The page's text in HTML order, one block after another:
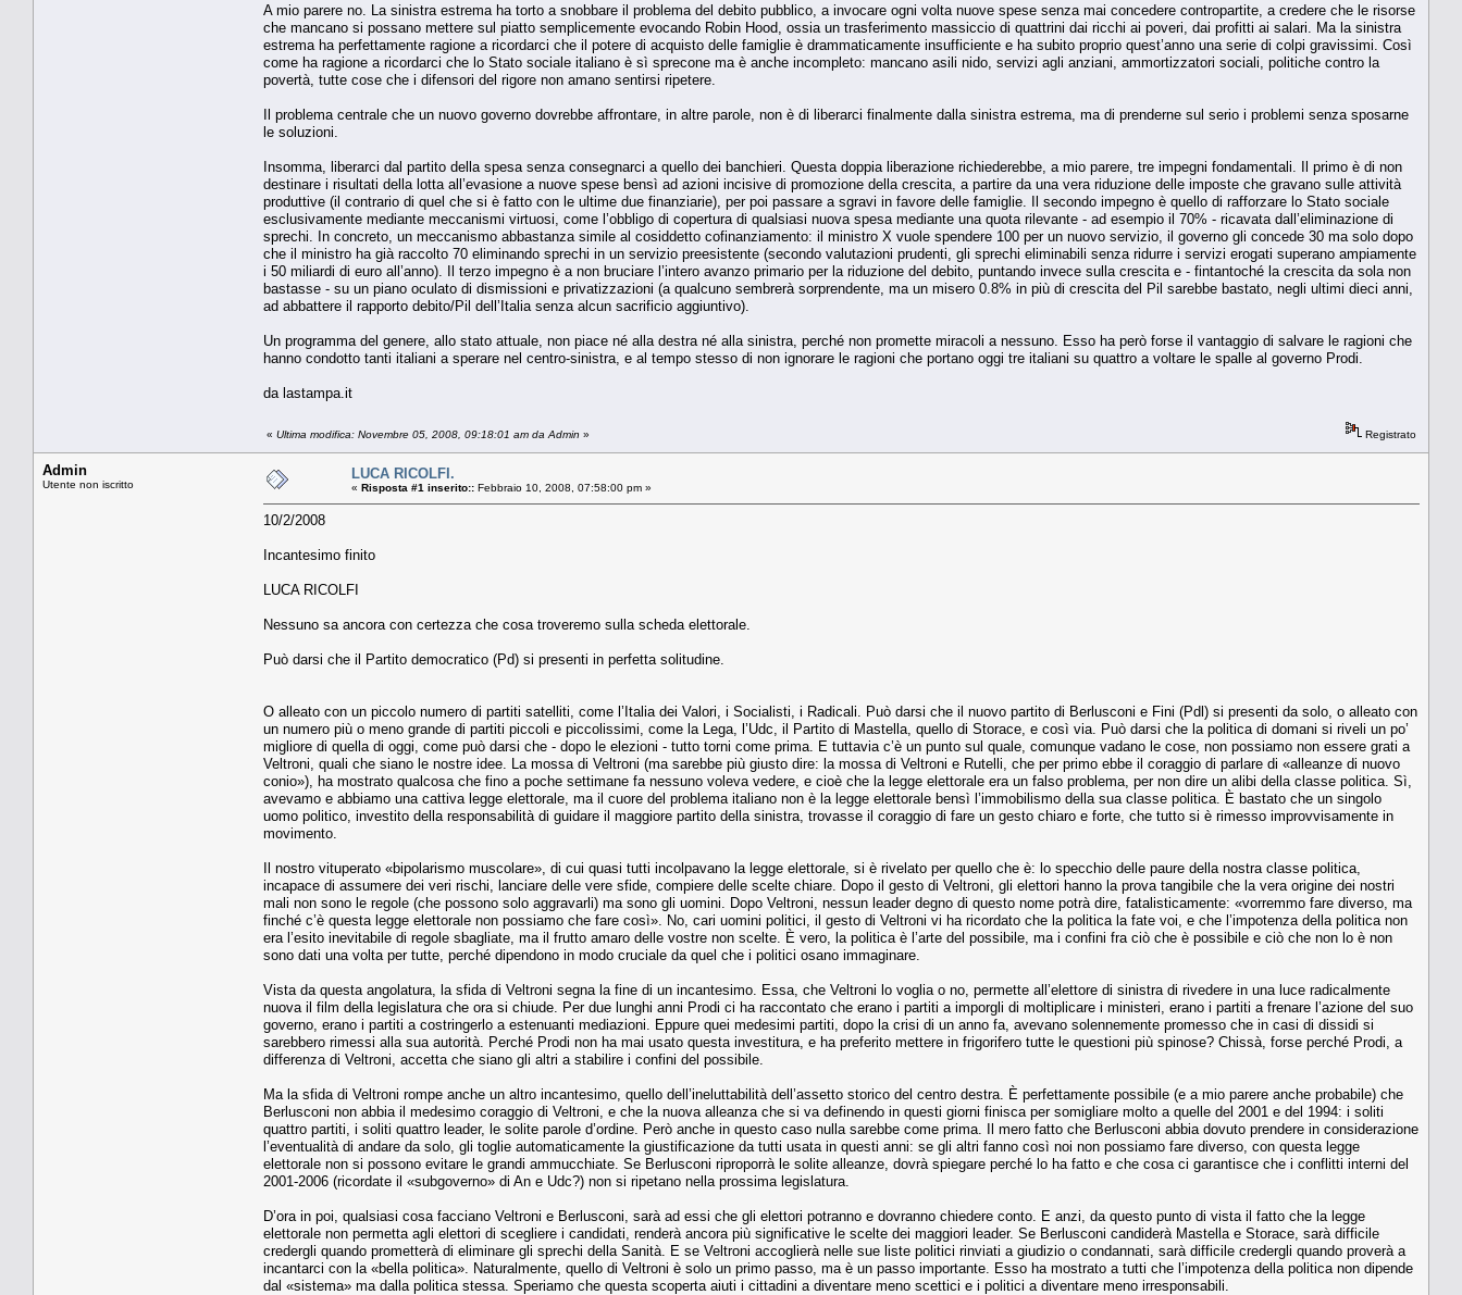
A mio parere no. La sinistra estrema ha torto a snobbare il problema del debito pubblico, a invocare ogni volta nuove spese senza mai concedere contropartite, a credere che le risorse
che mancano si possano mettere sul piatto semplicemente evocando Robin Hood, ossia un trasferimento massiccio di quattrini dai ricchi ai poveri, dai profitti ai salari. Ma la sinistra
estrema ha perfettamente ragione a ricordarci che il potere di acquisto delle famiglie è drammaticamente insufficiente e ha subito proprio quest’anno una serie di colpi gravissimi. Così
come ha ragione a ricordarci che lo Stato sociale italiano è sì sprecone ma è anche incompleto: mancano asili nido, servizi agli anziani, ammortizzatori sociali, politiche contro la
povertà, tutte cose che i difensori del rigore non amano sentirsi ripetere.
Il problema centrale che un nuovo governo dovrebbe affrontare, in altre parole, non è di liberarci finalmente dalla sinistra estrema, ma di prenderne sul serio i problemi senza sposarne
le soluzioni.
Insomma, liberarci dal partito della spesa senza consegnarci a quello dei banchieri. Questa doppia liberazione richiederebbe, a mio parere, tre impegni fondamentali. Il primo è di non
destinare i risultati della lotta all’evasione a nuove spese bensì ad azioni incisive di promozione della crescita, a partire da una vera riduzione delle imposte che gravano sulle attività
produttive (il contrario di quel che si è fatto con le ultime due finanziarie), per poi passare a sgravi in favore delle famiglie. Il secondo impegno è quello di rafforzare lo Stato sociale
esclusivamente mediante meccanismi virtuosi, come l’obbligo di copertura di qualsiasi nuova spesa mediante una quota rilevante - ad esempio il 70% - ricavata dall’eliminazione di
sprechi. In concreto, un meccanismo abbastanza simile al cosiddetto cofinanziamento: il ministro X vuole spendere 100 per un nuovo servizio, il governo gli concede 30 ma solo dopo
che il ministro ha già raccolto 70 eliminando sprechi in un servizio preesistente (secondo valutazioni prudenti, gli sprechi eliminabili senza ridurre i servizi erogati superano ampiamente
i 50 miliardi di euro all’anno). Il terzo impegno è a non bruciare l’intero avanzo primario per la riduzione del debito, puntando invece sulla crescita e - fintantoché la crescita da sola non
bastasse - su un piano oculato di dismissioni e privatizzazioni (a qualcuno sembrerà sorprendente, ma un misero 0.8% in più di crescita del Pil sarebbe bastato, negli ultimi dieci anni,
ad abbattere il rapporto debito/Pil dell’Italia senza alcun sacrificio aggiuntivo).
Un programma del genere, allo stato attuale, non piace né alla destra né alla sinistra, perché non promette miracoli a nessuno. Esso ha però forse il vantaggio di salvare le ragioni che
hanno condotto tanti italiani a sperare nel centro-sinistra, e al tempo stesso di non ignorare le ragioni che portano oggi tre italiani su quattro a voltare le spalle al governo Prodi.
da lastampa.it
« Ultima modifica: Novembre 05, 2008, 09:18:01 am da Admin » Registrato
Admin
Utente non iscritto
LUCA RICOLFI.
« Risposta #1 inserito:: Febbraio 10, 2008, 07:58:00 pm »
10/2/2008
Incantesimo finito
LUCA RICOLFI
Nessuno sa ancora con certezza che cosa troveremo sulla scheda elettorale.
Può darsi che il Partito democratico (Pd) si presenti in perfetta solitudine.
O alleato con un piccolo numero di partiti satelliti, come l’Italia dei Valori, i Socialisti, i Radicali. Può darsi che il nuovo partito di Berlusconi e Fini (Pdl) si presenti da solo, o alleato con
un numero più o meno grande di partiti piccoli e piccolissimi, come la Lega, l’Udc, il Partito di Mastella, quello di Storace, e così via. Può darsi che la politica di domani si riveli un po’
migliore di quella di oggi, come può darsi che - dopo le elezioni - tutto torni come prima. E tuttavia c’è un punto sul quale, comunque vadano le cose, non possiamo non essere grati a
Veltroni, quali che siano le nostre idee. La mossa di Veltroni (ma sarebbe più giusto dire: la mossa di Veltroni e Rutelli, che per primo ebbe il coraggio di parlare di «alleanze di nuovo
conio»), ha mostrato qualcosa che fino a poche settimane fa nessuno voleva vedere, e cioè che la legge elettorale era un falso problema, per non dire un alibi della classe politica. Sì,
avevamo e abbiamo una cattiva legge elettorale, ma il cuore del problema italiano non è la legge elettorale bensì l’immobilismo della sua classe politica. È bastato che un singolo
uomo politico, investito della responsabilità di guidare il maggiore partito della sinistra, trovasse il coraggio di fare un gesto chiaro e forte, che tutto si è rimesso improvvisamente in
movimento.
Il nostro vituperato «bipolarismo muscolare», di cui quasi tutti incolpavano la legge elettorale, si è rivelato per quello che è: lo specchio delle paure della nostra classe politica,
incapace di assumere dei veri rischi, lanciare delle vere sfide, compiere delle scelte chiare. Dopo il gesto di Veltroni, gli elettori hanno la prova tangibile che la vera origine dei nostri
mali non sono le regole (che possono solo aggravarli) ma sono gli uomini. Dopo Veltroni, nessun leader degno di questo nome potrà dire, fatalisticamente: «vorremmo fare diverso, ma
finché c’è questa legge elettorale non possiamo che fare così». No, cari uomini politici, il gesto di Veltroni vi ha ricordato che la politica la fate voi, e che l’impotenza della politica non
era l’esito inevitabile di regole sbagliate, ma il frutto amaro delle vostre non scelte. È vero, la politica è l’arte del possibile, ma i confini fra ciò che è possibile e ciò che non lo è non
sono dati una volta per tutte, perché dipendono in modo cruciale da quel che i politici osano immaginare.
Vista da questa angolatura, la sfida di Veltroni segna la fine di un incantesimo. Essa, che Veltroni lo voglia o no, permette all’elettore di sinistra di rivedere in una luce radicalmente
nuova il film della legislatura che ora si chiude. Per due lunghi anni Prodi ci ha raccontato che erano i partiti a imporgli di moltiplicare i ministeri, erano i partiti a frenare l’azione del suo
governo, erano i partiti a costringerlo a estenuanti mediazioni. Eppure quei medesimi partiti, dopo la crisi di un anno fa, avevano solennemente promesso che in casi di dissidi si
sarebbero rimessi alla sua autorità. Perché Prodi non ha mai usato questa investitura, e ha preferito mettere in frigorifero tutte le questioni più spinose? Chissà, forse perché Prodi, a
differenza di Veltroni, accetta che siano gli altri a stabilire i confini del possibile.
Ma la sfida di Veltroni rompe anche un altro incantesimo, quello dell’ineluttabilità dell’assetto storico del centro destra. È perfettamente possibile (e a mio parere anche probabile) che
Berlusconi non abbia il medesimo coraggio di Veltroni, e che la nuova alleanza che si va definendo in questi giorni finisca per somigliare molto a quelle del 2001 e del 1994: i soliti
quattro partiti, i soliti quattro leader, le solite parole d’ordine. Però anche in questo caso nulla sarebbe come prima. Il mero fatto che Berlusconi abbia dovuto prendere in considerazione
l’eventualità di andare da solo, gli toglie automaticamente la giustificazione da tutti usata in questi anni: se gli altri fanno così noi non possiamo fare diverso, con questa legge
elettorale non si possono evitare le grandi ammucchiate. Se Berlusconi riproporrà le solite alleanze, dovrà spiegare perché lo ha fatto e che cosa ci garantisce che i conflitti interni del
2001-2006 (ricordate il «subgoverno» di An e Udc?) non si ripetano nella prossima legislatura.
D’ora in poi, qualsiasi cosa facciano Veltroni e Berlusconi, sarà ad essi che gli elettori potranno e dovranno chiedere conto. E anzi, da questo punto di vista il fatto che la legge
elettorale non permetta agli elettori di scegliere i candidati, renderà ancora più significative le scelte dei maggiori leader. Se Berlusconi candiderà Mastella e Storace, sarà difficile
credergli quando prometterà di eliminare gli sprechi della Sanità. E se Veltroni accoglierà nelle sue liste politici rinviati a giudizio o condannati, sarà difficile credergli quando proverà a
incantarci con la «bella politica». Naturalmente, quello di Veltroni è solo un primo passo, ma è un passo importante. Esso ha mostrato a tutti che l’impotenza della politica non dipende
dal «sistema» ma dalla politica stessa. Speriamo che questa scoperta aiuti i cittadini a diventare meno scettici e i politici a diventare meno irresponsabili.